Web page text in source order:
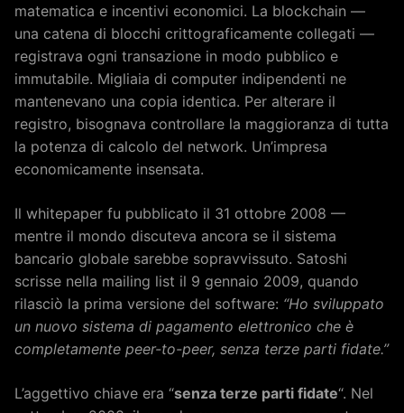
matematica e incentivi economici. La blockchain —
una catena di blocchi crittograficamente collegati —
registrava ogni transazione in modo pubblico e
immutabile. Migliaia di computer indipendenti ne
mantenevano una copia identica. Per alterare il
registro, bisognava controllare la maggioranza di tutta
la potenza di calcolo del network. Un’impresa
economicamente insensata.
Il whitepaper fu pubblicato il 31 ottobre 2008 —
mentre il mondo discuteva ancora se il sistema
bancario globale sarebbe sopravvissuto. Satoshi
scrisse nella mailing list il 9 gennaio 2009, quando
rilasciò la prima versione del software: “Ho sviluppato
un nuovo sistema di pagamento elettronico che è
completamente peer-to-peer, senza terze parti fidate.”
L’aggettivo chiave era “senza terze parti fidate“. Nel